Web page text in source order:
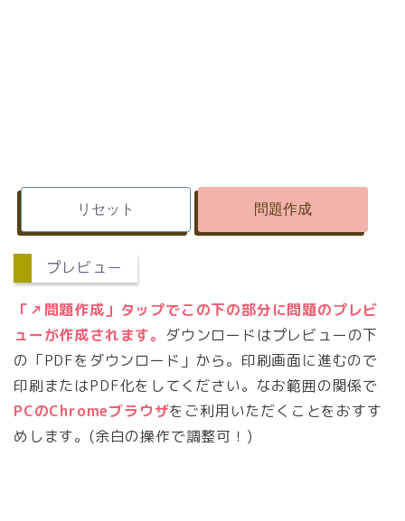
があります。その際は再読み込みを
してください。
印刷範囲がおかしいことがありま
す。やっぱり 再読み込みをしてくだ
さい！
カスタマイズできるところは
間違いにお気づきの際はご連絡くだ
さい!
プレビュー
「↗問題作成」タップでこの下の部分に問題のプレビ
ューが作成されます。 ダウンロードはプレビューの下
の「PDFをダウンロード」から。印刷画面に進むので
印刷またはPDF化をしてください。なお範囲の関係で
PCのChromeブラウザをご利用いただくことをおすす
めします。(余白の操作で調整可！)